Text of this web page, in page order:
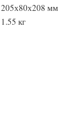
205х80х208 мм
1.55 кг